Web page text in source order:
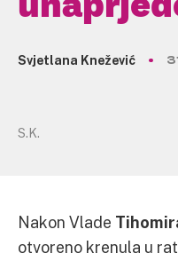
Svjetlana Knežević
S.K.
Nakon Vlade
otvoreno krenula u